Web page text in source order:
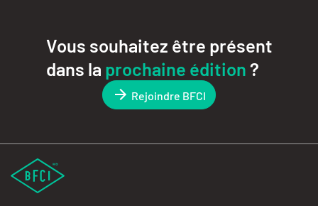
Vous souhaitez être présent
dans la prochaine édition?
Rejoindre BFCI